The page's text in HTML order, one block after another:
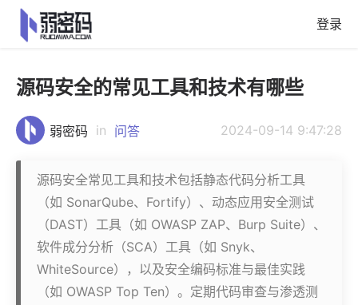
登录
源码安全的常见工具和技术有哪些
弱密码 in 问答 2024-09-14 9:47:28
源码安全常见工具和技术包括静态代码分析工具
（如 SonarQube、Fortify）、动态应用安全测试
（DAST）工具（如 OWASP ZAP、Burp Suite）、
软件成分分析（SCA）工具（如 Snyk、
WhiteSource），以及安全编码标准与最佳实践
（如 OWASP Top Ten）。定期代码审查与渗透测